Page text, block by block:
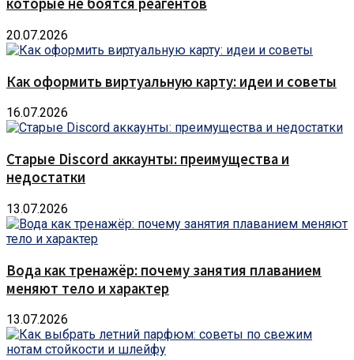
которые не боятся реагентов
20.07.2026
Как оформить виртуальную карту: идеи и советы
16.07.2026
Старые Discord аккаунты: преимущества и
недостатки
13.07.2026
Вода как тренажёр: почему занятия плаванием
меняют тело и характер
13.07.2026